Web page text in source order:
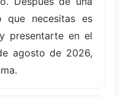
que necesitas es
presentarte en el
agosto de 2026,